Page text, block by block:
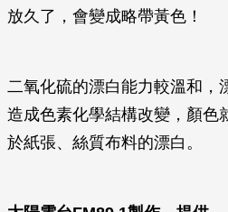
放久了，會變成略帶黃色！
二氧化硫的漂白能力較溫和，
造成色素化學結構改變，顏色
於紙張、絲質布料的漂白。